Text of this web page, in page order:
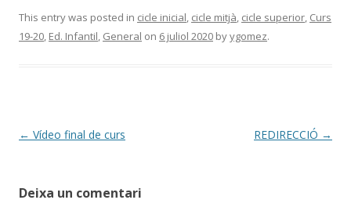
e
b
k
itt
er
m
p
ix
This entry was posted in cicle inicial, cicle mitjà, cicle superior, Curs
19-20, Ed. Infantil, General on 6 juliol 2020 byygomez.
Post
← Vídeo final de curs REDIRECCIÓ →
Deixa un comentari